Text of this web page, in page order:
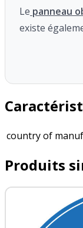
Le panneau
existe
country of
Produits